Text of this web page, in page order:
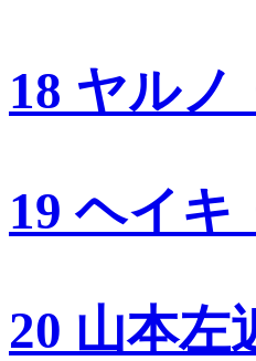
18 ヤルノ
19 ヘイ
20 山本左